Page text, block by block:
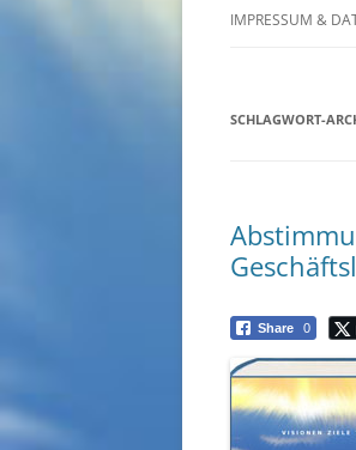
IMPRESSUM &
SCHLAGWORT-
Share 0